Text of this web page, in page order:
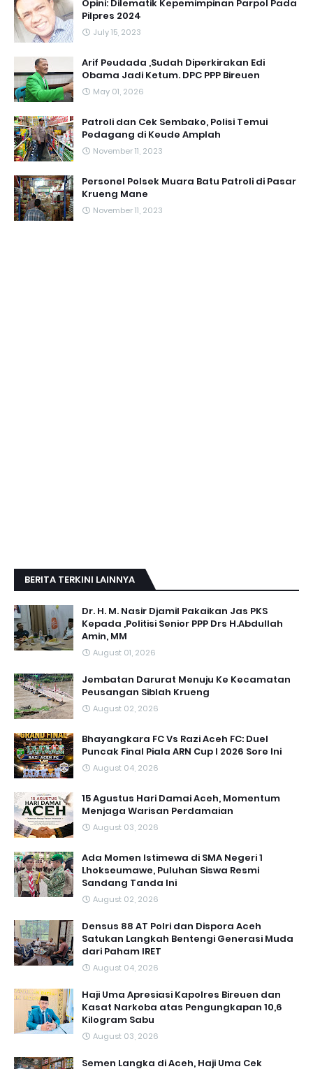
Opini: Dilematik Kepemimpinan Parpol Pada
Pilpres 2024
July 15, 2023
Arif Peudada ,Sudah Diperkirakan Edi
Obama Jadi Ketum. DPC PPP Bireuen
May 01, 2026
Patroli dan Cek Sembako, Polisi Temui
Pedagang di Keude Amplah
November 11, 2023
Personel Polsek Muara Batu Patroli di Pasar
Krueng Mane
November 11, 2023
BERITA TERKINI LAINNYA
Dr. H. M. Nasir Djamil Pakaikan Jas PKS
Kepada ,Politisi Senior PPP Drs H.Abdullah
Amin, MM
August 01, 2026
Jembatan Darurat Menuju Ke Kecamatan
Peusangan Siblah Krueng
August 02, 2026
Bhayangkara FC Vs Razi Aceh FC: Duel
Puncak Final Piala ARN Cup I 2026 Sore Ini
August 04, 2026
15 Agustus Hari Damai Aceh, Momentum
Menjaga Warisan Perdamaian
August 03, 2026
Ada Momen Istimewa di SMA Negeri 1
Lhokseumawe, Puluhan Siswa Resmi
Sandang Tanda Ini
August 02, 2026
Densus 88 AT Polri dan Dispora Aceh
Satukan Langkah Bentengi Generasi Muda
dari Paham IRET
August 04, 2026
Haji Uma Apresiasi Kapolres Bireuen dan
Kasat Narkoba atas Pengungkapan 10,6
Kilogram Sabu
August 03, 2026
Semen Langka di Aceh, Haji Uma Cek